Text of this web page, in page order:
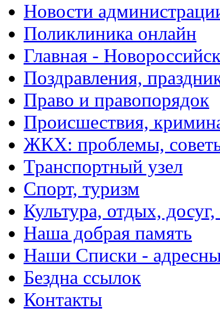
Новости
Поликлиника онлайн
Главная -
Поздравления,
Право и правопорядок
Происшествия,
ЖКХ: проблемы,
Транспортный узел
Спорт, туризм
Культура, отдых,
Наша добрая память
Наши Списки -
Бездна ссылок
Контакты